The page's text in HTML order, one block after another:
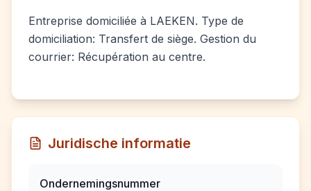
Entreprise domiciliée à LAEKEN. Type de
domiciliation: Transfert de siège. Gestion du
courrier: Récupération au centre.
Juridische informatie
Ondernemingsnummer